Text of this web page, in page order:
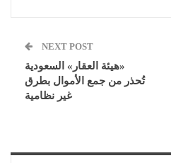
NEXT POST
«هيئة العقار» السعودية
تُحذر من جمع الأموال بطرق
غير نظامية